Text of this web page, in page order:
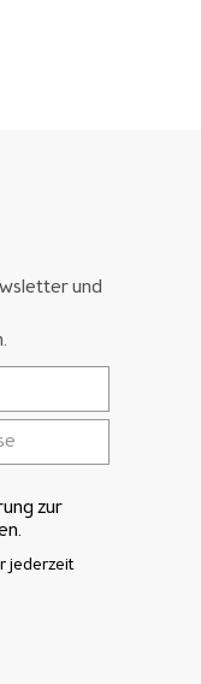
und
zur
jederzeit